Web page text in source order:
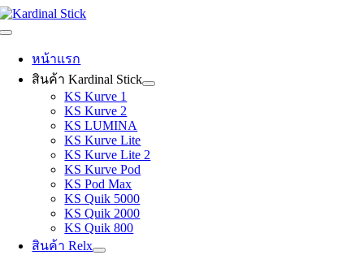
Skip
to
Toggle
Navigation
หน้าแรก
สินค้า Kardinal Stick
KS Kurve 1
KS Kurve 2
KS LUMINA
KS Kurve Lite
KS Kurve Lite 2
KS Kurve Pod
KS Pod Max
KS Quik 5000
KS Quik 2000
KS Quik 800
สินค้า Relx